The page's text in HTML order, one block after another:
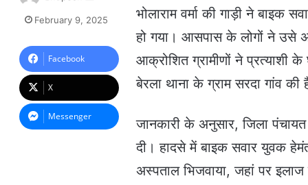
भोलाराम वर्मा की गाड़ी ने बाइक
हो गया। आसपास के लोगों ने उसे
आक्रोशित ग्रामीणों ने प्रत्याशी
बेरला थाना के ग्राम सरदा गांव की
जानकारी के अनुसार, जिला पंचायत
दी। हादसे में बाइक सवार युवक
अस्पताल भिजवाया, जहां पर
n
February 9, 2025
Facebook
X
Messenger